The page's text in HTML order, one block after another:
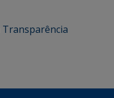
Transparência